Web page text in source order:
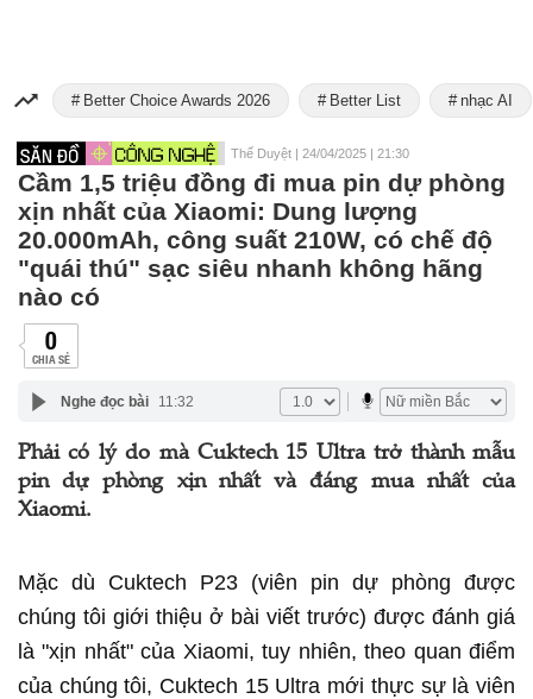
Better Choice Awards 2026 Better List nhạc AI
Thế Duyệt |24/04/2025 | 21:30
Cầm 1,5 triệu đồng đi mua pin dự phòng
xịn nhất của Xiaomi: Dung lượng
20.000mAh, công suất 210W, có chế độ
"quái thú" sạc siêu nhanh không hãng
nào có
0
CHIA SẺ
Nghe đọc bài 11:32
Phải có lý do mà Cuktech 15 Ultra trở thành mẫu
pin dự phòng xịn nhất và đáng mua nhất của
Xiaomi.
Mặc dù Cuktech P23 (viên pin dự phòng được
chúng tôi giới thiệu ở bài viết trước) được đánh giá
là "xịn nhất" của Xiaomi, tuy nhiên, theo quan điểm
của chúng tôi, Cuktech 15 Ultra mới thực sự là viên